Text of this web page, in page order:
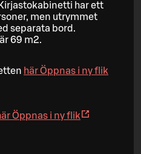
har ett
men utrymmet
separata bord.
69 m2.
härÖppnas i ny flik
Öppnas i ny flik